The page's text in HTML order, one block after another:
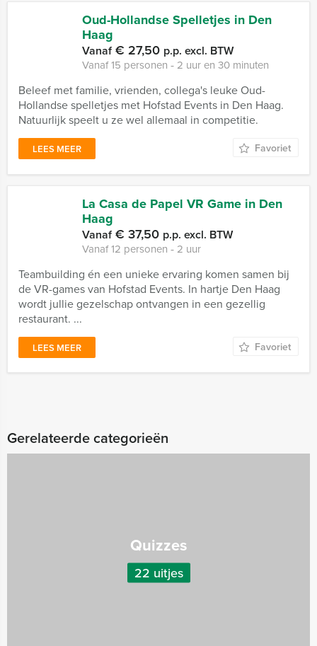
Oud-Hollandse Spelletjes in Den
Haag
Vanaf€ 27,50 p.p. excl. BTW
Vanaf 15 personen ‐ 2 uur en 30 minuten
Beleef met familie, vrienden, collega's leuke Oud-
Hollandse spelletjes met Hofstad Events in Den Haag.
Natuurlijk speelt u ze wel allemaal in competitie.
LEES MEER Favoriet
La Casa de Papel VR Game in Den
Haag
Vanaf€ 37,50 p.p. excl. BTW
Vanaf 12 personen ‐ 2 uur
Teambuilding én een unieke ervaring komen samen bij
de VR-games van Hofstad Events. In hartje Den Haag
wordt jullie gezelschap ontvangen in een gezellig
restaurant. ...
LEES MEER Favoriet
Gerelateerde categorieën
Quizzes
22 uitjes